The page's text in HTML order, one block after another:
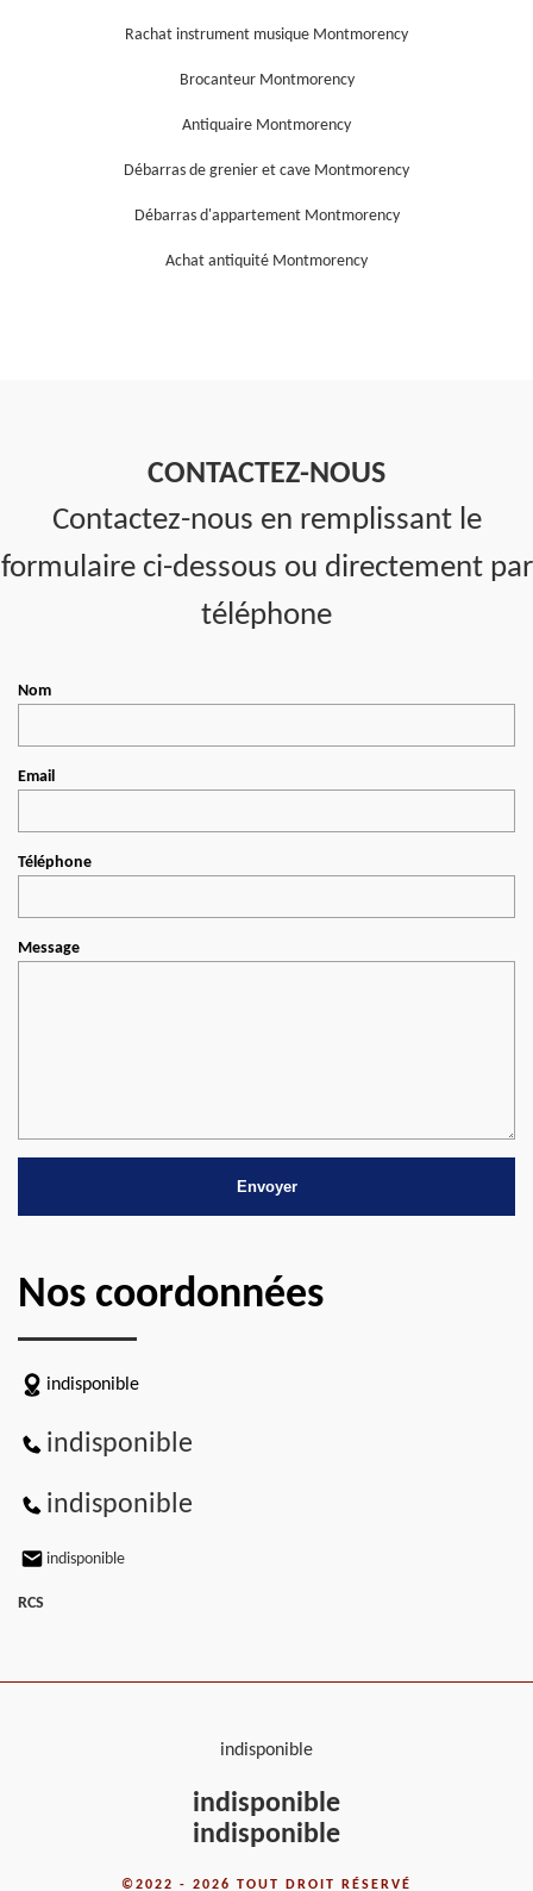
Rachat instrument musique Montmorency
Brocanteur Montmorency
Antiquaire Montmorency
Débarras de grenier et cave Montmorency
Débarras d'appartement Montmorency
Achat antiquité Montmorency
CONTACTEZ-NOUS
Contactez-nous en remplissant le
formulaire ci-dessous ou directement par
téléphone
Nom
Email
Téléphone
Message
Nos coordonnées
indisponible
indisponible
indisponible
indisponible
RCS
indisponible
indisponible
indisponible
©2022 - 2026 TOUT DROIT RÉSERVÉ